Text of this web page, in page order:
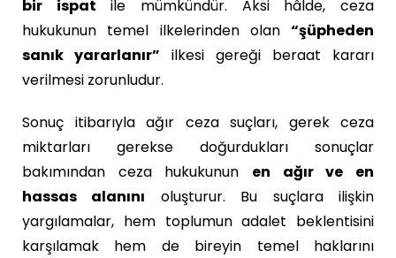
bir ispat ile mümkündür. Aksi hâlde, ceza
hukukunun temel ilkelerinden olan “şüpheden
sanık yararlanır” ilkesi gereği beraat kararı
verilmesi zorunludur.
Sonuç itibarıyla ağır ceza suçları, gerek ceza
miktarları gerekse doğurdukları sonuçlar
bakımından ceza hukukunun en ağır ve en
hassas alanını oluşturur. Bu suçlara ilişkin
yargılamalar, hem toplumun adalet beklentisini
karşılamak hem de bireyin temel haklarını